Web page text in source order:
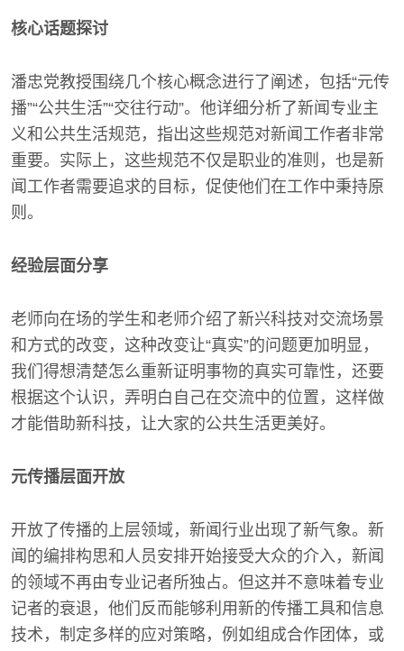
核心话题探讨
潘忠党教授围绕几个核心概念进行了阐述，包括“元传
播”“公共生活”“交往行动”。他详细分析了新闻专业主
义和公共生活规范，指出这些规范对新闻工作者非常
重要。实际上，这些规范不仅是职业的准则，也是新
闻工作者需要追求的目标，促使他们在工作中秉持原
则。
经验层面分享
老师向在场的学生和老师介绍了新兴科技对交流场景
和方式的改变，这种改变让“真实”的问题更加明显，
我们得想清楚怎么重新证明事物的真实可靠性，还要
根据这个认识，弄明白自己在交流中的位置，这样做
才能借助新科技，让大家的公共生活更美好。
元传播层面开放
开放了传播的上层领域，新闻行业出现了新气象。新
闻的编排构思和人员安排开始接受大众的介入，新闻
的领域不再由专业记者所独占。但这并不意味着专业
记者的衰退，他们反而能够利用新的传播工具和信息
技术，制定多样的应对策略，例如组成合作团体，或